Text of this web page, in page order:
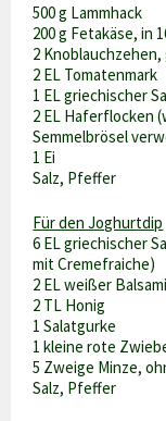
500 g Lammhack
200 g Fetakäse, in
2
2 EL Tomatenmark
1 EL griechischer
2 EL Haferflocken
Semmelbrösel
1 Ei
Salz, Pfeffer
Für den Joghurtdip
6 EL griechischer
mit Cremefraiche)
2 EL weißer
2 TL Honig
1 Salatgurke
1 kleine rote
5 Zweige Minze,
Salz, Pfeffer